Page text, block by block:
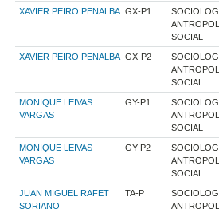
XAVIER PEIRO PENALBA GX-P1
SOCIAL
XAVIER PEIRO PENALBA GX-P2
SOCIAL
MONIQUE LEIVAS
VARGAS
GY-P1
SOCIAL
MONIQUE LEIVAS
VARGAS
GY-P2
SOCIAL
JUAN MIGUEL RAFET
SORIANO
TA-P